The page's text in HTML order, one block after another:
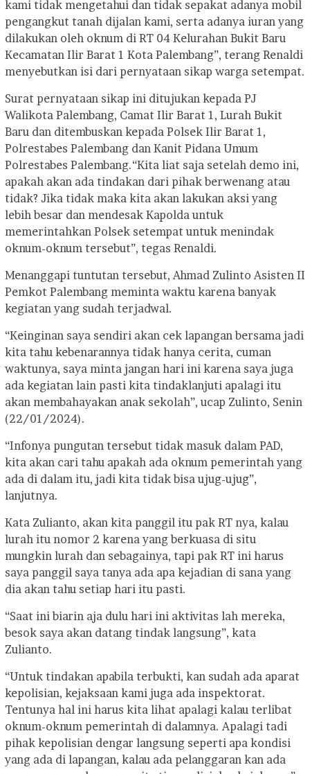
kami tidak mengetahui dan tidak sepakat adanya mobil
pengangkut tanah dijalan kami, serta adanya iuran yang
dilakukan oleh oknum di RT 04 Kelurahan Bukit Baru
Kecamatan Ilir Barat 1 Kota Palembang”, terang Renaldi
menyebutkan isi dari pernyataan sikap warga setempat.
Surat pernyataan sikap ini ditujukan kepada PJ
Walikota Palembang, Camat Ilir Barat 1, Lurah Bukit
Baru dan ditembuskan kepada Polsek Ilir Barat 1,
Polrestabes Palembang dan Kanit Pidana Umum
Polrestabes Palembang.“Kita liat saja setelah demo ini,
apakah akan ada tindakan dari pihak berwenang atau
tidak? Jika tidak maka kita akan lakukan aksi yang
lebih besar dan mendesak Kapolda untuk
memerintahkan Polsek setempat untuk menindak
oknum-oknum tersebut”, tegas Renaldi.
Menanggapi tuntutan tersebut, Ahmad Zulinto Asisten II
Pemkot Palembang meminta waktu karena banyak
kegiatan yang sudah terjadwal.
“Keinginan saya sendiri akan cek lapangan bersama jadi
kita tahu kebenarannya tidak hanya cerita, cuman
waktunya, saya minta jangan hari ini karena saya juga
ada kegiatan lain pasti kita tindaklanjuti apalagi itu
akan membahayakan anak sekolah”, ucap Zulinto, Senin
(22/01/2024).
“Infonya pungutan tersebut tidak masuk dalam PAD,
kita akan cari tahu apakah ada oknum pemerintah yang
ada di dalam itu, jadi kita tidak bisa ujug-ujug”,
lanjutnya.
Kata Zulianto, akan kita panggil itu pak RT nya, kalau
lurah itu nomor 2 karena yang berkuasa di situ
mungkin lurah dan sebagainya, tapi pak RT ini harus
saya panggil saya tanya ada apa kejadian di sana yang
dia akan tahu setiap hari itu pasti.
“Saat ini biarin aja dulu hari ini aktivitas lah mereka,
besok saya akan datang tindak langsung”, kata
Zulianto.
“Untuk tindakan apabila terbukti, kan sudah ada aparat
kepolisian, kejaksaan kami juga ada inspektorat.
Tentunya hal ini harus kita lihat apalagi kalau terlibat
oknum-oknum pemerintah di dalamnya. Apalagi tadi
pihak kepolisian dengar langsung seperti apa kondisi
yang ada di lapangan, kalau ada pelanggaran kan ada